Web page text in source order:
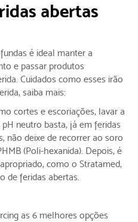
abertas
é ideal manter a
e passar produtos
Cuidados como esses irão
saiba mais:
cortes e escoriações, lavar a
neutro basta, já em feridas
não deixe de recorrer ao soro
(Poli-hexanida). Depois, é
como o Stratamed,
de feridas abertas.